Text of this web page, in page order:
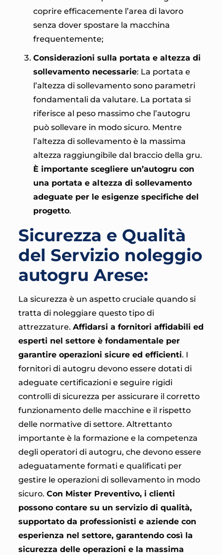
coprire efficacemente l’area di lavoro
senza dover spostare la macchina
frequentemente;
Considerazioni sulla portata e altezza di
sollevamento necessarie: La portata e
l’altezza di sollevamento sono parametri
fondamentali da valutare. La portata si
riferisce al peso massimo che l’autogru
può sollevare in modo sicuro. Mentre
l’altezza di sollevamento è la massima
altezza raggiungibile dal braccio della gru.
È importante scegliere un’autogru con
una portata e altezza di sollevamento
adeguate per le esigenze specifiche del
progetto.
Sicurezza e Qualità
del Servizio noleggio
autogru Arese:
La sicurezza è un aspetto cruciale quando si
tratta di noleggiare questo tipo di
attrezzature. Affidarsi a fornitori affidabili ed
esperti nel settore è fondamentale per
garantire operazioni sicure ed efficienti. I
fornitori di autogru devono essere dotati di
adeguate certificazioni e seguire rigidi
controlli di sicurezza per assicurare il corretto
funzionamento delle macchine e il rispetto
delle normative di settore. Altrettanto
importante è la formazione e la competenza
degli operatori di autogru, che devono essere
adeguatamente formati e qualificati per
gestire le operazioni di sollevamento in modo
sicuro. Con Mister Preventivo, i clienti
possono contare su un servizio di qualità,
supportato da professionisti e aziende con
esperienza nel settore, garantendo così la
sicurezza delle operazioni e la massima